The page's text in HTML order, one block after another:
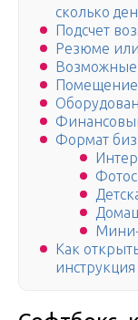
сколько
Подсчет
Резюме или
Возможные
Формат
Мини-
Как
инструкция